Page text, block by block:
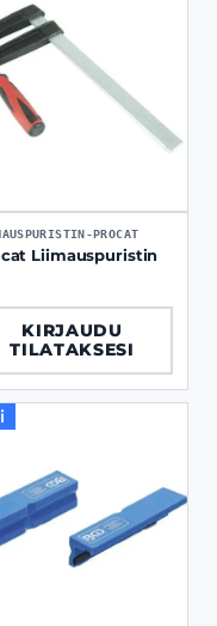
PROCAT
Liimauspuristin
KIRJAUDU
TILATAKSESI